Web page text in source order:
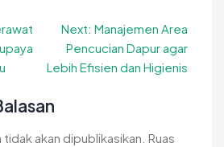
Next: Manajemen Area
Pencucian Dapur agar
Lebih Efisien dan Higienis
akan dipublikasikan. Ruas